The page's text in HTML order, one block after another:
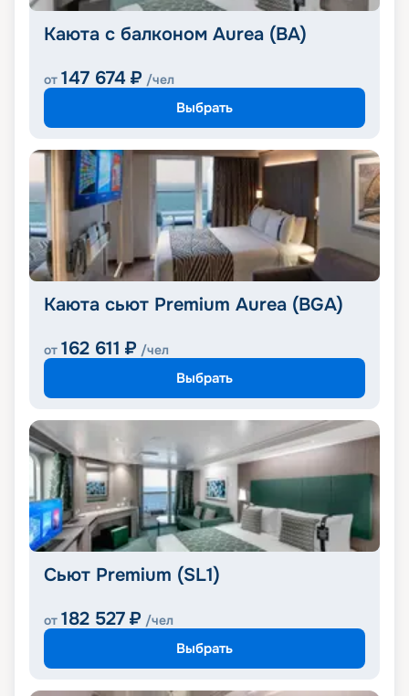
Каюта с балконом Aurea (BA)
от 147 674 ₽ /чел
Выбрать
Каюта сьют Premium Aurea (BGA)
от 162 611 ₽ /чел
Выбрать
Сьют Premium (SL1)
от 182 527 ₽ /чел
Выбрать